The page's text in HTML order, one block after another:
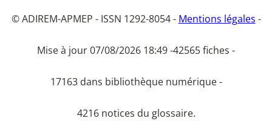
© ADIREM-APMEP - ISSN 1292-8054 - Mentions légales -
Mise à jour 07/08/2026 18:49 -42565 fiches -
17163 dans bibliothèque numérique -
4216 notices du glossaire.